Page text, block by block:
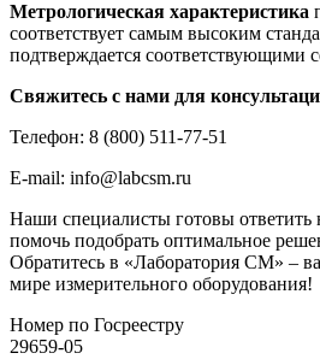
Метрологическая характеристика
соответствует самым высоким
подтверждается соответствующими
Свяжитесь с нами для
Телефон: 8 (800) 511-77-51
E-mail: info@labcsm.ru
Наши специалисты готовы ответить
помочь подобрать оптимальное
Обратитесь в «Лаборатория СМ» –
мире измерительного оборудования!
Номер по Госреестру
29659-05